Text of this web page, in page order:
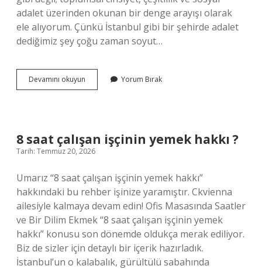
adalet üzerinden okunan bir denge arayışı olarak
ele alıyorum. Çünkü İstanbul gibi bir şehirde adalet
dediğimiz şey çoğu zaman soyut…
Devamını okuyun
döngü
Yorum Bırak
8 saat çalışan işçinin yemek hakkı ?
Tarih: Temmuz 20, 2026
Umarız “8 saat çalışan işçinin yemek hakkı”
hakkındaki bu rehber işinize yaramıştır. Ckvienna
ailesiyle kalmaya devam edin! Ofis Masasında Saatler
ve Bir Dilim Ekmek “8 saat çalışan işçinin yemek
hakkı” konusu son dönemde oldukça merak ediliyor.
Biz de sizler için detaylı bir içerik hazırladık.
İstanbul’un o kalabalık, gürültülü sabahında